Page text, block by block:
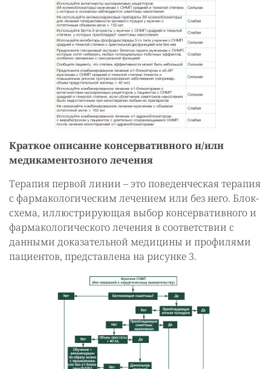
Краткое описание консервативного и/или
медикаментозного лечения
Терапия первой линии – это поведенческая терапия
с фармакологическим лечением или без него. Блок-
схема, иллюстрирующая выбор консервативного и
фармакологического лечения в соответствии с
данными доказательной медицины и профилями
пациентов, представлена на рисунке 3.